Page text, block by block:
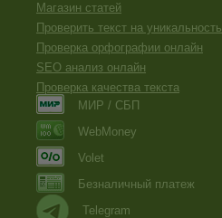
Магазин статей
Проверить текст на уникальность
Проверка орфографии онлайн
SEO анализ онлайн
Проверка качества текста
МИР / СБП
WebMoney
Volet
Безналичный платеж
Telegram